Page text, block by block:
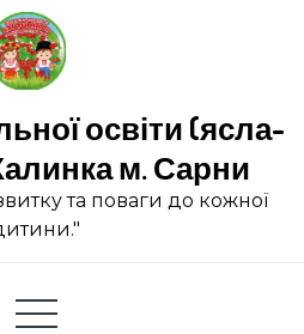
освіти (ясла-
м. Сарни
та поваги до кожної